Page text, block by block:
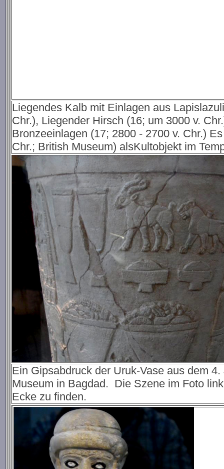
Liegendes Kalb mit Einlagen aus
Chr.), Liegender Hirsch (16; um 3000 v.
Bronzeeinlagen (17; 2800 - 2700 v. Chr.)
Chr.; British Museum) alsKultobjekt im
Ein Gipsabdruck der Uruk-Vase aus dem
Museum in Bagdad. Die Szene im Foto
Ecke zu finden.